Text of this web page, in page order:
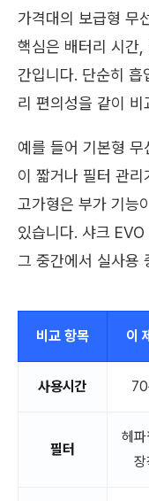
가격대의 보급형 무
핵심은 배터리 시간,
간입니다. 단순히
리 편의성을 같이
예를 들어 기본형
이 짧거나 필터 관
고가형은 부가 기능
있습니다. 샤크
그 중간에서 실사용
비교 항목 이
사용시간
필터
헤파
장